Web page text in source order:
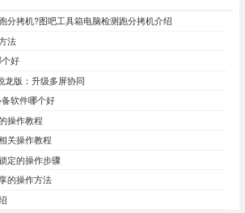
分拷机?图吧工具箱电脑检测跑分拷机介绍
法
好
龙版：升级多屏协同
软件哪个好
操作教程
关操作教程
定的操作步骤
的操作方法